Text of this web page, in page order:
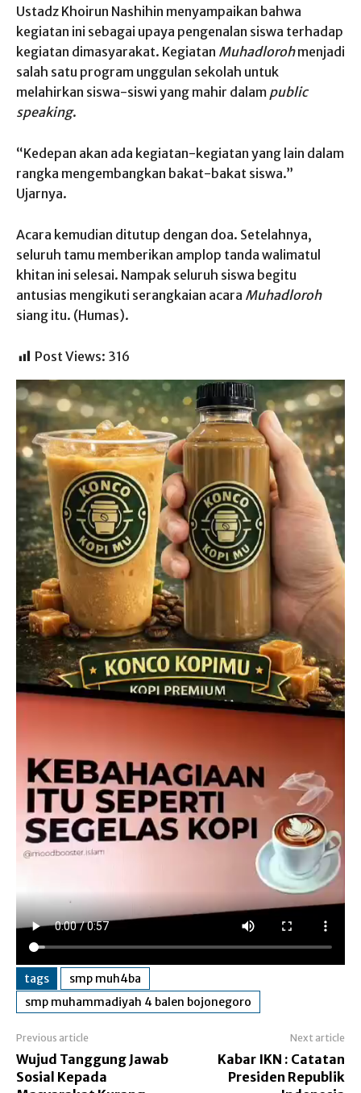
Ustadz Khoirun Nashihin menyampaikan bahwa
kegiatan ini sebagai upaya pengenalan siswa terhadap
kegiatan dimasyarakat. Kegiatan Muhadlorohmenjadi
salah satu program unggulan sekolah untuk
melahirkan siswa-siswi yang mahir dalam public
speaking.
“Kedepan akan ada kegiatan-kegiatan yang lain dalam
rangka mengembangkan bakat-bakat siswa.”
Ujarnya.
Acara kemudian ditutup dengan doa. Setelahnya,
seluruh tamu memberikan amplop tanda walimatul
khitan ini selesai. Nampak seluruh siswa begitu
antusias mengikuti serangkaian acara Muhadloroh
siang itu. (Humas).
Post Views: 316
tags
smp muh4ba
smp muhammadiyah 4 balen bojonegoro
Previous article
Wujud Tanggung Jawab
Sosial Kepada
Next article
Kabar IKN : Catatan
Presiden Republik